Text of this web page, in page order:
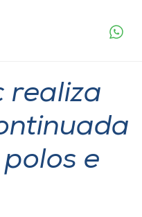
realiza
e